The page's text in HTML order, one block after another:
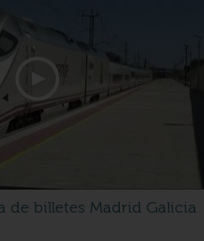
de billetes Madrid Galicia